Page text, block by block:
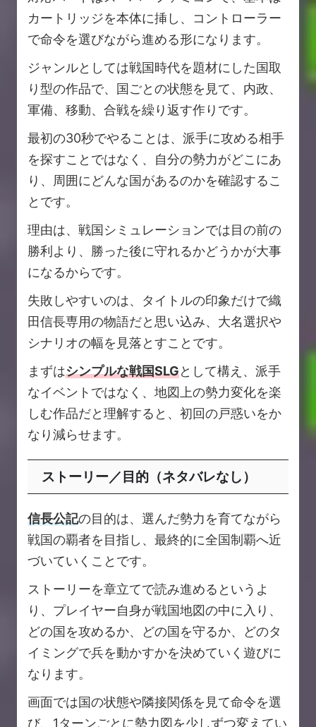
カートリッジを本体に挿し、コントローラー
で命令を選びながら進める形になります。
ジャンルとしては戦国時代を題材にした国取
り型の作品で、国ごとの状態を見て、内政、
軍備、移動、合戦を繰り返す作りです。
最初の30秒でやることは、派手に攻める相手
を探すことではなく、自分の勢力がどこにあ
り、周囲にどんな国があるのかを確認するこ
とです。
理由は、戦国シミュレーションでは目の前の
勝利より、勝った後に守れるかどうかが大事
になるからです。
失敗しやすいのは、タイトルの印象だけで織
田信長専用の物語だと思い込み、大名選択や
シナリオの幅を見落とすことです。
まずはシンプルな戦国SLGとして構え、派手
なイベントではなく、地図上の勢力変化を楽
しむ作品だと理解すると、初回の戸惑いをか
なり減らせます。
ストーリー／目的（ネタバレなし）
信長公記の目的は、選んだ勢力を育てながら
戦国の覇者を目指し、最終的に全国制覇へ近
づいていくことです。
ストーリーを章立てで読み進めるというよ
り、プレイヤー自身が戦国地図の中に入り、
どの国を攻めるか、どの国を守るか、どのタ
イミングで兵を動かすかを決めていく遊びに
なります。
画面では国の状態や隣接関係を見て命令を選
び、1ターンごとに勢力図を少しずつ変えてい